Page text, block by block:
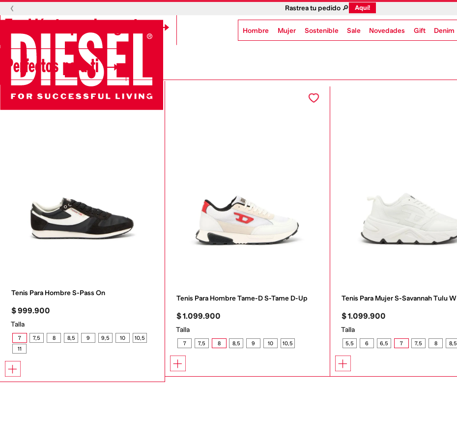
‹ Rastrea tu pedido 🔎 Aquí!
Hombre Mujer Sostenible Sale Novedades Gift Denim
Perfectos para ti
Tenis Para Hombre S-Pass On
$999.900
Talla
7 7,5 8 8,5 9 9,5 10
10,5
11
Tenis Para Hombre Tame-D S-Tame D-Up
$1.099.900
Talla
7 7,5 8 8,5 9 10 10,5
Tenis Para Mujer S-Savannah Tulu W
$1.099.900
Talla
5,5 6 6,5 7 7,5 8 8,5